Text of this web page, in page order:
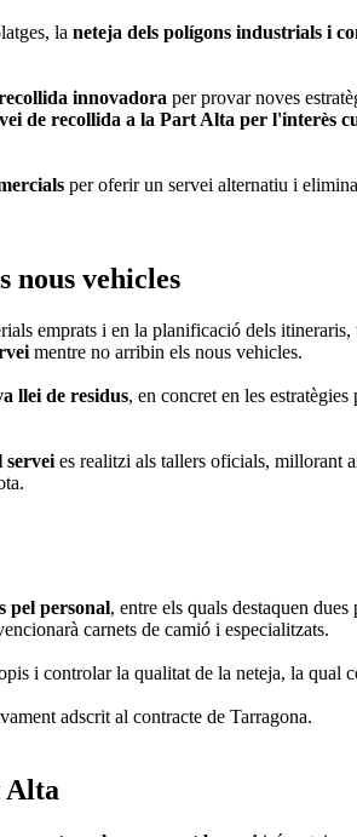
la neteja dels polígons industrials i
innovadora per provar noves
de recollida a la Part Alta per l'interès
per oferir un servei alternatiu i
vehicles
emprats i en la planificació dels
mentre no arribin els nous vehicles.
llei de residus, en concret en les
servei es realitzi als tallers oficials, millorant
pel personal, entre els quals destaquen
carnets de camió i especialitzats.
i controlar la qualitat de la neteja, la qual
adscrit al contracte de Tarragona.
Alta